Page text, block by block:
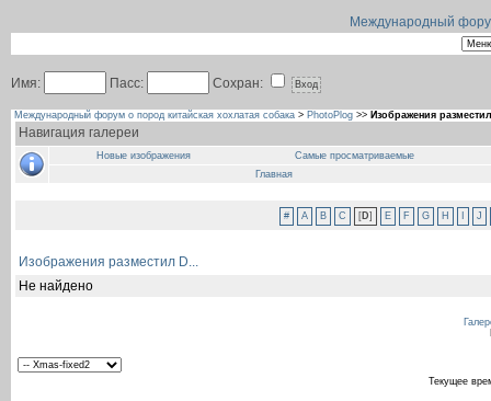
Международный
Имя: Пасс: Сохран:
Международный форум о пород китайская хохлатая собака > PhotoPlog >> Изображения
Навигация галереи
Новые изображения
Самые просматриваемые
Главная
# A B C [ D] E F G H J
Изображения разместил D...
Не найдено
Текущее